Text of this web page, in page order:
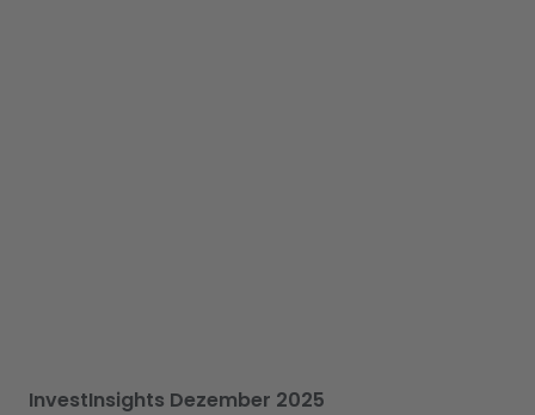
InvestInsights Dezember 2025